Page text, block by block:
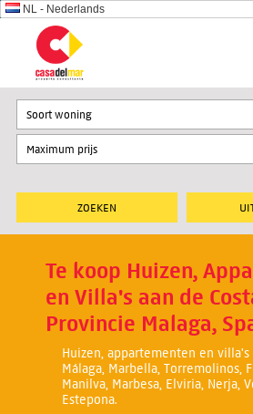
NL - Nederlands
Soort woning
Te koop Huizen,
en Villa's aan de
Provincie Malaga,
Huizen, appartementen en
Málaga, Marbella, Torremolinos,
Manilva, Marbesa, Elviria, Nerja,
Estepona.